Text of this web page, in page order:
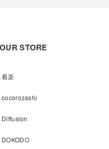
OUR STORE
着楽
cocorozashi
Diffusion
DOKODO